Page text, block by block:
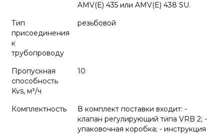
AMV(E) 435 или AMV(E) 438 SU.
Тип
присоединения
к
трубопроводу
резьбовой
Пропускная
способность
Kvs, м³/ч
10
Комплектность
В комплект поставки входит: -
клапан регулирующий типа VRB 2; -
упаковочная коробка; - инструкция